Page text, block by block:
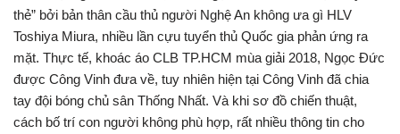
thẻ” bởi bản thân cầu thủ người Nghệ An không ưa gì HLV
Toshiya Miura, nhiều lần cựu tuyển thủ Quốc gia phản ứng ra
mặt. Thực tế, khoác áo CLB TP.HCM mùa giải 2018, Ngọc Đức
được Công Vinh đưa về, tuy nhiên hiện tại Công Vinh đã chia
tay đội bóng chủ sân Thống Nhất. Và khi sơ đồ chiến thuật,
cách bố trí con người không phù hợp, rất nhiều thông tin cho